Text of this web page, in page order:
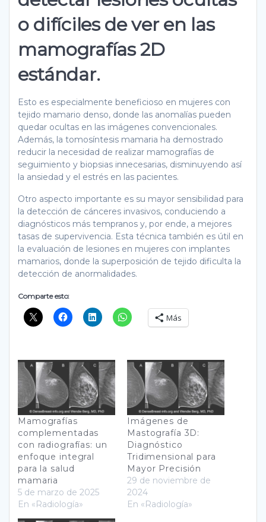
o difíciles de ver en las
mamografías 2D
estándar.
Esto es especialmente beneficioso en mujeres con
tejido mamario denso, donde las anomalías pueden
quedar ocultas en las imágenes convencionales.
Además, la tomosíntesis mamaria ha demostrado
reducir la necesidad de realizar mamografías de
seguimiento y biopsias innecesarias, disminuyendo así
la ansiedad y el estrés en las pacientes.
Otro aspecto importante es su mayor sensibilidad para
la detección de cánceres invasivos, conduciendo a
diagnósticos más tempranos y, por ende, a mejores
tasas de supervivencia. Esta técnica también es útil en
la evaluación de lesiones en mujeres con implantes
mamarios, donde la superposición de tejido dificulta la
detección de anormalidades.
Comparte esto:
Más
Mamografías
complementadas
con radiografías: un
enfoque integral
para la salud
mamaria
5 de marzo de 2025
En «Radiología»
Imágenes de
Mastografía 3D:
Diagnóstico
Tridimensional para
Mayor Precisión
29 de noviembre de
2024
En «Radiología»